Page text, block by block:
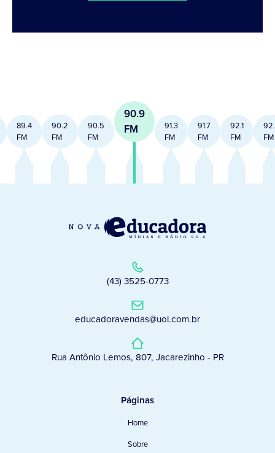
89.4
FM
90.2
FM
90.5
FM
90.9
FM
91.3
FM
91.7
FM
92.1
FM
FM
(43) 3525-0773
educadoravendas@uol.com.br
Rua Antônio Lemos, 807, Jacarezinho - PR
Páginas
Home
Sobre